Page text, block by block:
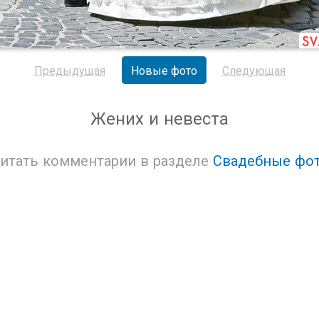
Предыдущая Новые фото Следующая
Жених и невеста
комментарии в разделе Свадебные